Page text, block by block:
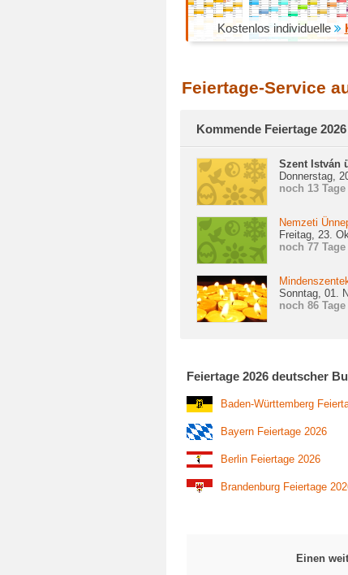
Kostenlos individuelle
Feiertage-Service
Kommende Feiertage
Szent István
Donnerstag,
noch 13 Tage
Nemzeti
Freitag, 23.
noch 77 Tage
Sonntag, 01.
noch 86 Tage
Feiertage 2026 deutscher
Baden-Württemberg
Bayern Feiertage 2026
Berlin Feiertage 2026
Brandenburg Feiertage
Einen